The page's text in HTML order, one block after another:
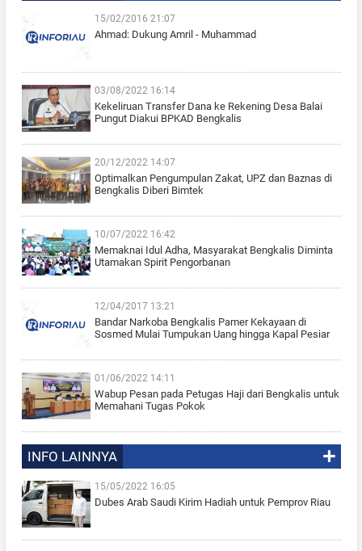
15/02/2016 21:07
Ahmad: Dukung Amril - Muhammad
03/08/2022 16:14
Kekeliruan Transfer Dana ke Rekening Desa Balai
Pungut Diakui BPKAD Bengkalis
20/12/2022 14:07
Optimalkan Pengumpulan Zakat, UPZ dan Baznas di
Bengkalis Diberi Bimtek
10/07/2022 16:42
Memaknai Idul Adha, Masyarakat Bengkalis Diminta
Utamakan Spirit Pengorbanan
12/04/2017 13:21
Bandar Narkoba Bengkalis Pamer Kekayaan di
Sosmed Mulai Tumpukan Uang hingga Kapal Pesiar
01/06/2022 14:11
Wabup Pesan pada Petugas Haji dari Bengkalis untuk
Memahani Tugas Pokok
INFO LAINNYA
15/05/2022 16:05
Dubes Arab Saudi Kirim Hadiah untuk Pemprov Riau